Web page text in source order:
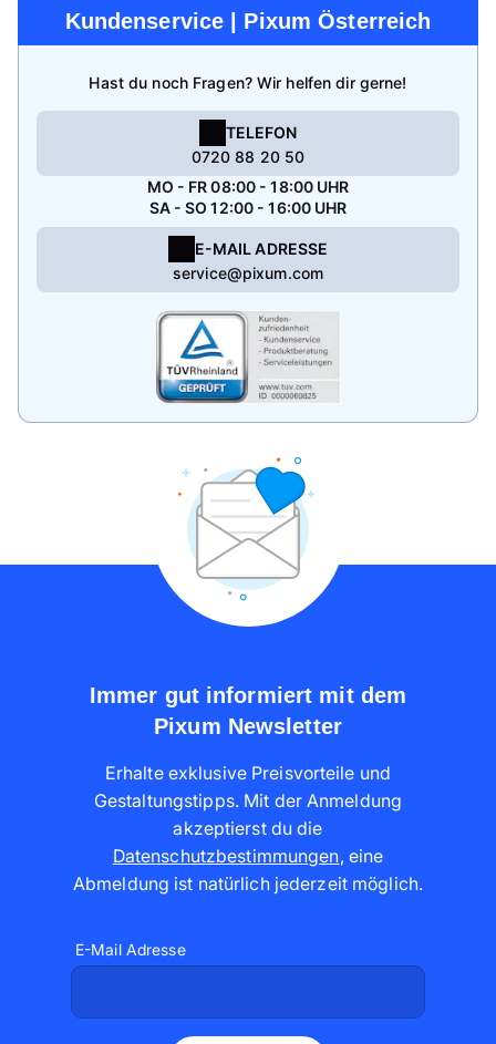
Kundenservice | Pixum Österreich
Hast du noch Fragen? Wir helfen dir gerne!
TELEFON
0720 88 20 50
MO - FR 08:00 - 18:00 UHR
SA - SO 12:00 - 16:00 UHR
E-MAIL ADRESSE
service@pixum.com
Immer gut informiert mit dem
Pixum Newsletter
Erhalte exklusive Preisvorteile und
Gestaltungstipps. Mit der Anmeldung
akzeptierst du die
Datenschutzbestimmungen, eine
Abmeldung ist natürlich jederzeit möglich.
E-Mail Adresse